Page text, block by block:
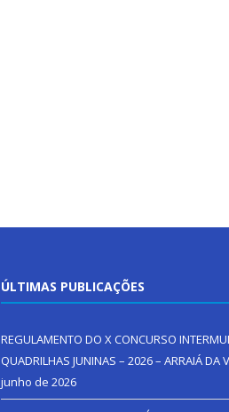
ÚLTIMAS PUBLICAÇÕES
REGULAMENTO DO X CONCURSO
QUADRILHAS JUNINAS – 2026 – ARRAIÁ DA
junho de 2026